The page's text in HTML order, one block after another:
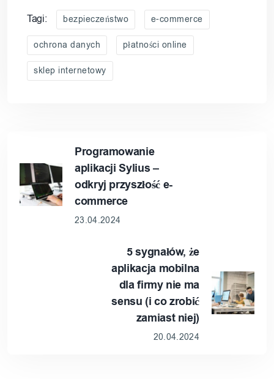
Tagi: bezpieczeństwo e-commerce
ochrona danych płatności online
sklep internetowy
Programowanie
aplikacji Sylius –
odkryj przyszłość e-
commerce
23.04.2024
5 sygnałów, że
aplikacja mobilna
dla firmy nie ma
sensu (i co zrobić
zamiast niej)
20.04.2024